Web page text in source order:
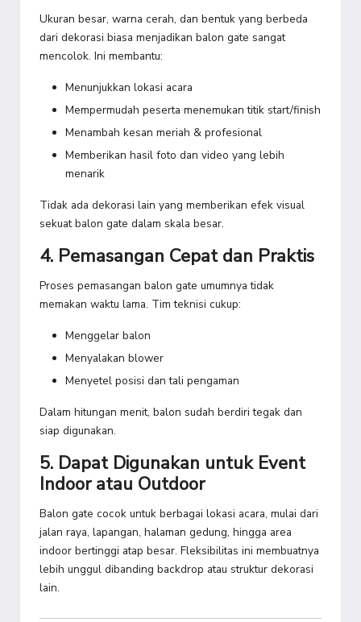
Ukuran besar, warna cerah, dan bentuk yang berbeda
dari dekorasi biasa menjadikan balon gate sangat
mencolok. Ini membantu:
Menunjukkan lokasi acara
Mempermudah peserta menemukan titik start/finish
Menambah kesan meriah & profesional
Memberikan hasil foto dan video yang lebih
menarik
Tidak ada dekorasi lain yang memberikan efek visual
sekuat balon gate dalam skala besar.
4. Pemasangan Cepat dan Praktis
Proses pemasangan balon gate umumnya tidak
memakan waktu lama. Tim teknisi cukup:
Menggelar balon
Menyalakan blower
Menyetel posisi dan tali pengaman
Dalam hitungan menit, balon sudah berdiri tegak dan
siap digunakan.
5. Dapat Digunakan untuk Event
Indoor atau Outdoor
Balon gate cocok untuk berbagai lokasi acara, mulai dari
jalan raya, lapangan, halaman gedung, hingga area
indoor bertinggi atap besar. Fleksibilitas ini membuatnya
lebih unggul dibanding backdrop atau struktur dekorasi
lain.